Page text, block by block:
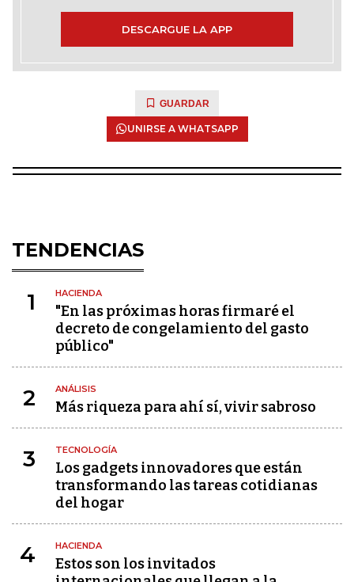
DESCARGUE LA APP
GUARDAR
UNIRSE A WHATSAPP
TENDENCIAS
1 HACIENDA
"En las próximas horas firmaré el
decreto de congelamiento del gasto
público"
2 ANÁLISIS
Más riqueza para ahí sí, vivir sabroso
3 TECNOLOGÍA
Los gadgets innovadores que están
transformando las tareas cotidianas
del hogar
4 HACIENDA
Estos son los invitados